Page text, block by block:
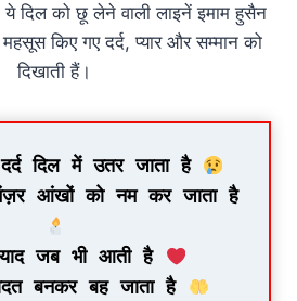
ये दिल को छू लेने वाली लाइनें इमाम हुसैन
किए गए दर्द, प्यार और सम्मान को
दिखाती हैं।
दिल में उतर जाता है
करबला का हर मंज़र आंखों को नम कर जाता है
जब भी आती है
बनकर बह जाता है